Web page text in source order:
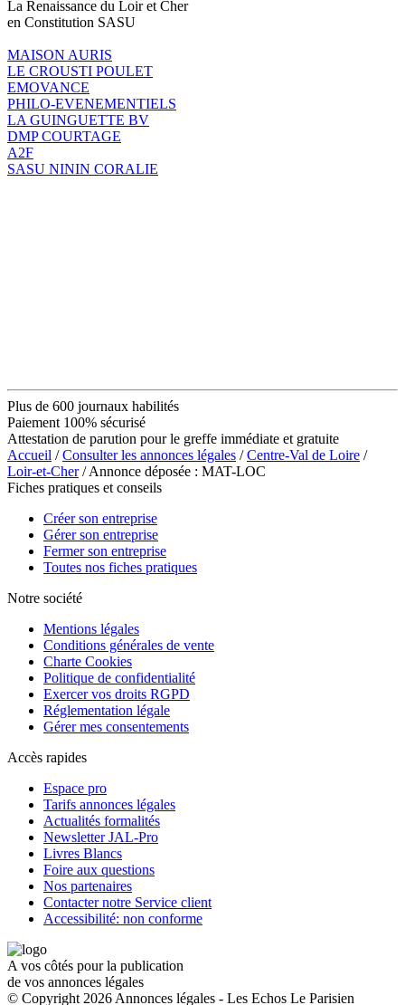
La Renaissance du Loir et Cher
en Constitution SASU
MAISON AURIS
LE CROUSTI POULET
EMOVANCE
PHILO-EVENEMENTIELS
LA GUINGUETTE BV
DMP COURTAGE
A2F
SASU NININ CORALIE
Plus de 600 journaux habilités
Paiement 100% sécurisé
Attestation de parution pour le greffe immédiate et gratuite
Accueil /Consulter les annonces légales /Centre-Val de Loire /
Loir-et-Cher/ Annonce déposée : MAT-LOC
Fiches pratiques et conseils
Créer son entreprise
Gérer son entreprise
Fermer son entreprise
Toutes nos fiches pratiques
Notre société
Mentions légales
Conditions générales de vente
Charte Cookies
Politique de confidentialité
Exercer vos droits RGPD
Réglementation légale
Gérer mes consentements
Accès rapides
Espace pro
Tarifs annonces légales
Actualités formalités
Newsletter JAL-Pro
Livres Blancs
Foire aux questions
Nos partenaires
Contacter notre Service client
Accessibilité: non conforme
A vos côtés pour la publication
de vos annonces légales
© Copyright 2026 Annonces légales - Les Echos Le Parisien